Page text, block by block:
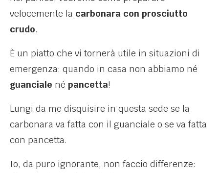
velocemente la carbonara con prosciutto
crudo.
È un piatto che vi tornerà utile in situazioni di
emergenza: quando in casa non abbiamo né
guanciale né pancetta!
Lungi da me disquisire in questa sede se la
carbonara va fatta con il guanciale o se va fatta
con pancetta.
Io, da puro ignorante, non faccio differenze: